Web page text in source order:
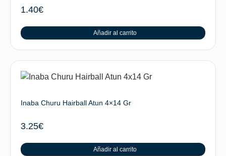
1.40€
Añadir al carrito
Inaba Churu Hairball Atun 4×14 Gr
3.25€
Añadir al carrito